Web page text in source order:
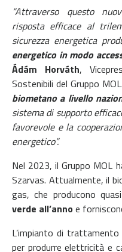
“Attraverso questo
risposta efficace al
sicurezza energetica
energetico in modo
Ádám Horváth,
Sostenibili del Gruppo MOL.
biometano a livello
sistema di supporto
favorevole e la
energetico”.
Nel 2023, il Gruppo MOL
Szarvas. Attualmente, il
gas, che producono quasi
verde all’annoe
L’impianto di
per produrre elettricità e